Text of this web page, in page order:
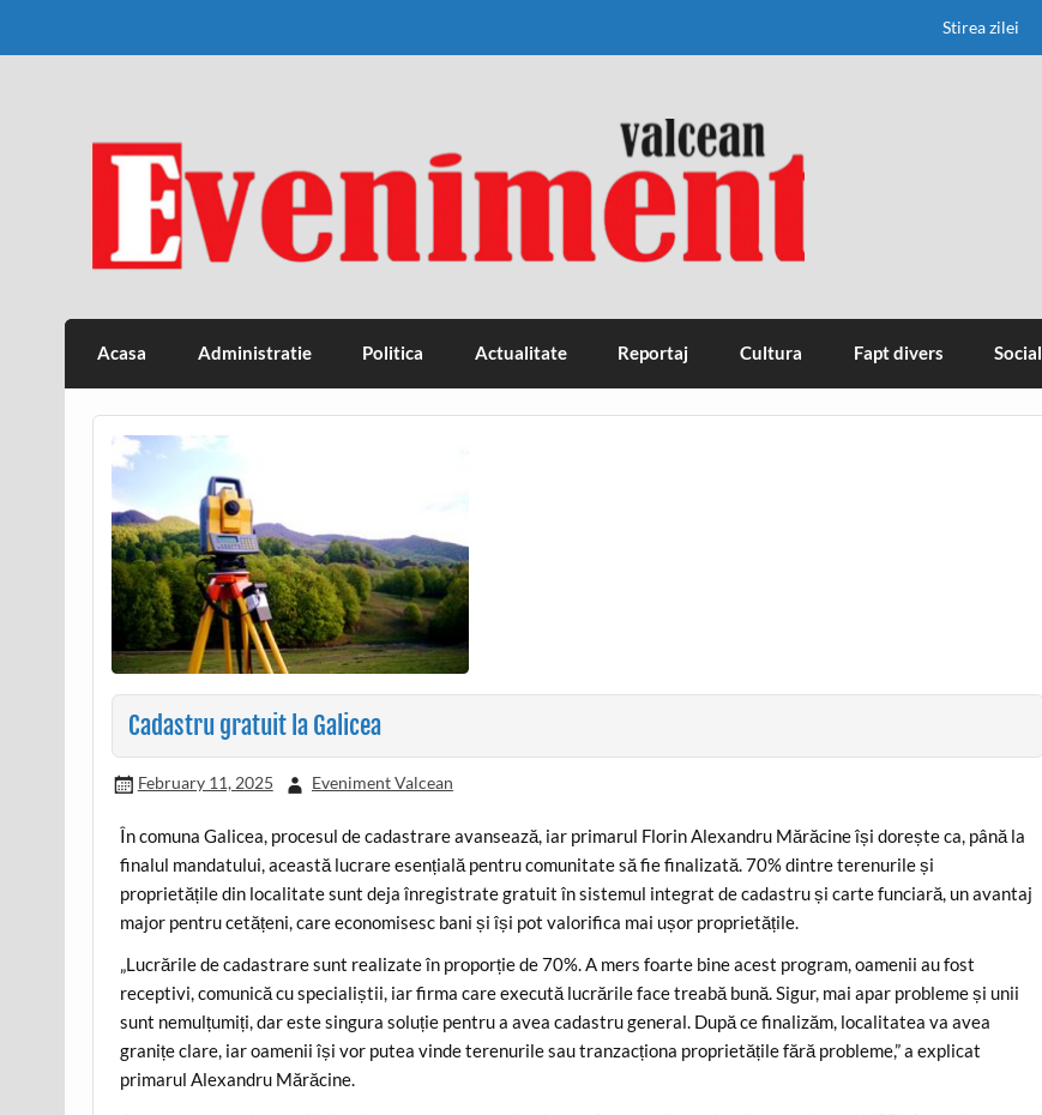
Stirea zilei
Eveniment Valcean
Acasa Administratie Politica Actualitate Reportaj Cultura Fapt divers Social
Cadastru gratuit la Galicea
February 11, 2025 Eveniment Valcean
În comuna Galicea, procesul de cadastrare avansează, iar primarul Florin Alexandru Mărăcine își dorește ca, până la
finalul mandatului, această lucrare esențială pentru comunitate să fie finalizată. 70% dintre terenurile și
proprietățile din localitate sunt deja înregistrate gratuit în sistemul integrat de cadastru și carte funciară, un avantaj
major pentru cetățeni, care economisesc bani și își pot valorifica mai ușor proprietățile.
„Lucrările de cadastrare sunt realizate în proporție de 70%. A mers foarte bine acest program, oamenii au fost
receptivi, comunică cu specialiștii, iar firma care execută lucrările face treabă bună. Sigur, mai apar probleme și unii
sunt nemulțumiți, dar este singura soluție pentru a avea cadastru general. După ce finalizăm, localitatea va avea
granițe clare, iar oamenii își vor putea vinde terenurile sau tranzacționa proprietățile fără probleme,” a explicat
primarul Alexandru Mărăcine.